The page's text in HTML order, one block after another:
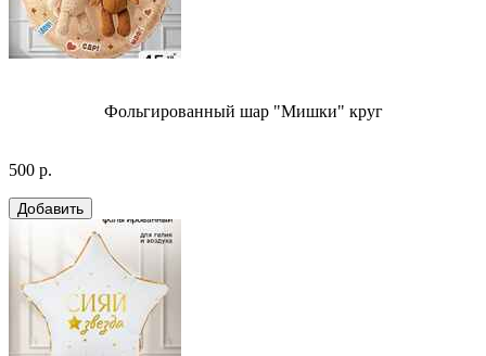
Фольгированный шар "Мишки" круг
500 р.